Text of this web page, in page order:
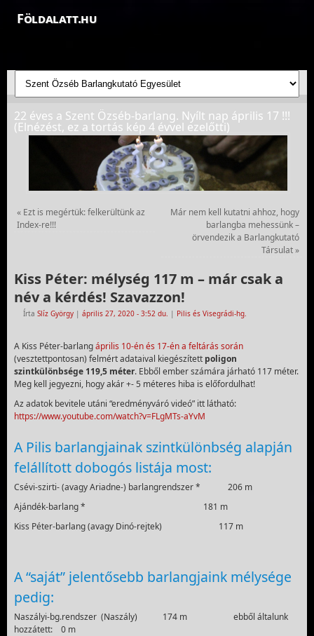
Földalatt.hu
Felfedezések a föld alatt - feltáró barlangkutatások
22 éves a Szent Özséb-barlang. Nyílt nap április 17 !!!
(Elnézést, ez a tortás kép 4 évvel ezelőtti)
« Ezt is megértük: felkerültünk az
Index-re!!!
Már nem kell kutatni ahhoz, hogy
barlangba mehessünk –
örvendezik a Barlangkutató
Társulat»
Kiss Péter: mélység 117 m – már csak a
név a kérdés! Szavazzon!
Írta Slíz György | április 27, 2020 - 3:52 du. | Pilis és Visegrádi-hg.
A Kiss Péter-barlangáprilis 10-én és 17-én a feltárás során
(vesztettpontosan) felmért adataival kiegészített poligon
szintkülönbsége 119,5 méter. Ebből ember számára járható 117 méter.
Meg kell jegyezni, hogy akár +- 5 méteres hiba is előfordulhat!
Az adatok bevitele utáni “eredményváró videó” itt látható:
https://www.youtube.com/watch?v=FLgMTs-aYvM
A Pilis barlangjainak szintkülönbség alapján
felállított dobogós listája most:
Csévi-szirti- (avagy Ariadne-) barlangrendszer * 206 m
Ajándék-barlang * 181 m
Kiss Péter-barlang (avagy Dinó-rejtek) 117 m
A “saját” jelentősebb barlangjaink mélysége
pedig:
Naszályi-bg.rendszer (Naszály) 174 m ebből általunk
hozzátett: 0 m